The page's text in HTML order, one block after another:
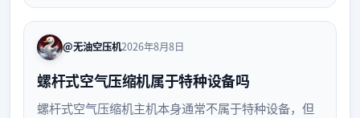
@无油空压机2026年8月8日
螺杆式空气压缩机属于特种设备吗
螺杆式空气压缩机主机本身通常不属于特种设备，但